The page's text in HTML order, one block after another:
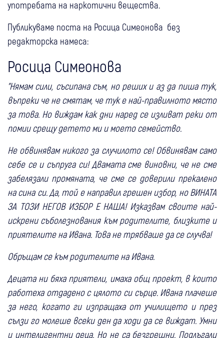
употребата на наркотични вещества.
Публикуваме поста на Росица Симеонова без
редакторска намеса:
Росица Симеонова
"Нямам сили, съсипана съм, но реших и аз да пиша тук,
въпреки че не смятам, че тук е най-правилното място
за това. Но виждам как дни наред се изливат реки от
помии срещу детето ми и моето семейство.
Не обвинявам никого за случилото се! Обвинявам само
себе се и съпруга си! Двамата сме виновни, че не сме
забелязали промяната, че сме се доверили прекалено
на сина си. Да, той е направил грешен избор, но ВИНАТА
ЗА ТОЗИ НЕГОВ ИЗБОР Е НАША! Изказвам своите най-
искрени съболезнования към родителите, близките и
приятелите на Ивана. Това не трябваше да се случва!
Обръщам се към родителите на Ивана.
Децата ни бяха приятели, имаха общ проект, в които
работеха отдадено с цялото си сърце. Ивана плачеше
за него, когато ги изпращаха от училището и през
сълзи го молеше всеки ден да ходи да се виждат. Умни
и интелигентни деца. Но не са безгрешни. Подлъгали